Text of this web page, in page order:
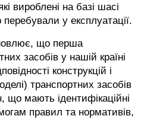
вироблені на базі шасі
у експлуатації.
що перша
засобів у нашій країні
конструкцій і
транспортних засобів
що мають ідентифікаційні
правил та нормативів,